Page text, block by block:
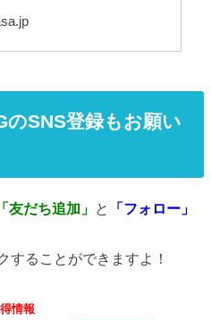
SNS登録もお願い
「友だち追加」 と
「フォロー」
することができますよ！
情報